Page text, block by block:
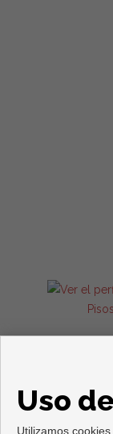
Uso
Utilizamos